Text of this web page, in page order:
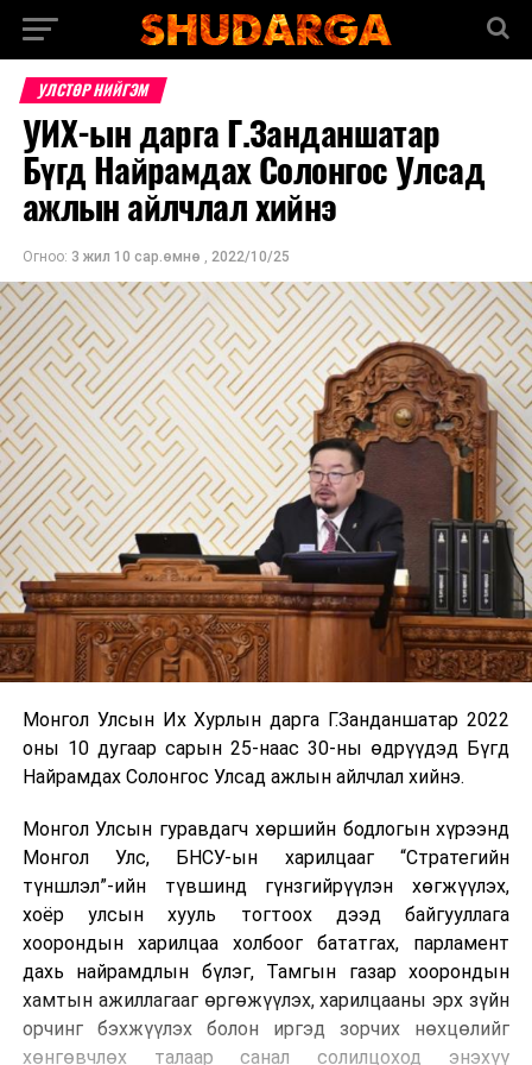
УЛСТӨР НИЙГЭМ
УИХ-ын дарга Г.Занданшатар
Бүгд Найрамдах Солонгос Улсад
ажлын айлчлал хийнэ
Огноо: 3 жил 10 сар.өмнө , 2022/10/25
Монгол Улсын Их Хурлын дарга Г.Занданшатар 2022
оны 10 дугаар сарын 25-наас 30-ны өдрүүдэд Бүгд
Найрамдах Солонгос Улсад ажлын айлчлал хийнэ.
Монгол Улсын гуравдагч хөршийн бодлогын хүрээнд
Монгол Улс, БНСУ-ын харилцааг “Стратегийн
түншлэл”-ийн түвшинд гүнзгийрүүлэн хөгжүүлэх,
хоёр улсын хууль тогтоох дээд байгууллага
хоорондын харилцаа холбоог бататгах, парламент
дахь найрамдлын бүлэг, Тамгын газар хоорондын
хамтын ажиллагааг өргөжүүлэх, харилцааны эрх зүйн
орчинг бэхжүүлэх болон иргэд зорчих нөхцөлийг
хөнгөвчлөх талаар санал солилцоход энэхүү